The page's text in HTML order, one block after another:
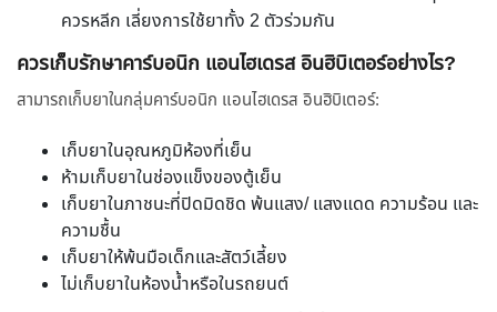
ควรหลีก เลี่ยงการใช้ยาทั้ง 2 ตัวร่วมกัน
ควรเก็บรักษาคาร์บอนิก แอนไฮเดรส อินฮิบิเตอร์อย่างไร?
สามารถเก็บยาในกลุ่มคาร์บอนิก แอนไฮเดรส อินฮิบิเตอร์:
เก็บยาในอุณหภูมิห้องที่เย็น
ห้ามเก็บยาในช่องแข็งของตู้เย็น
เก็บยาในภาชนะที่ปิดมิดชิด พ้นแสง/ แสงแดด ความร้อน และ
ความชื้น
เก็บยาให้พ้นมือเด็กและสัตว์เลี้ยง
ไม่เก็บยาในห้องน้ำหรือในรถยนต์